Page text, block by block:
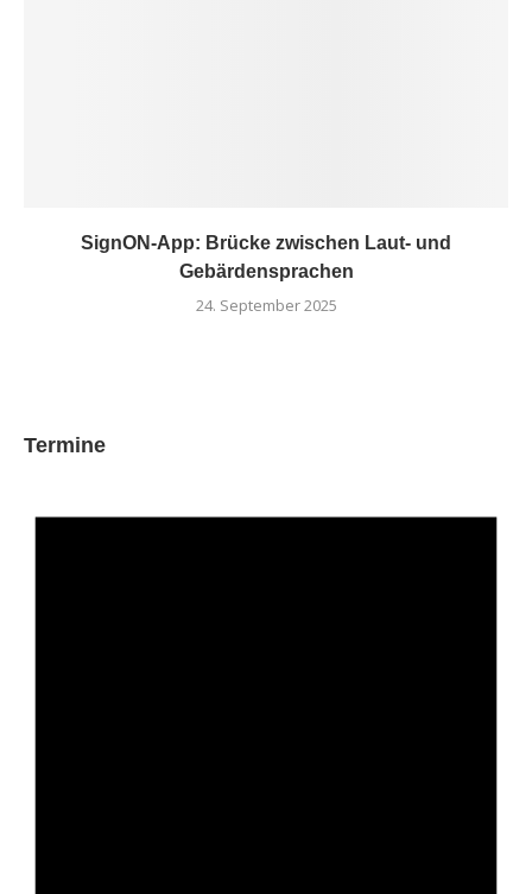
SignON-App: Brücke zwischen Laut- und
Gebärdensprachen
24. September 2025
Termine